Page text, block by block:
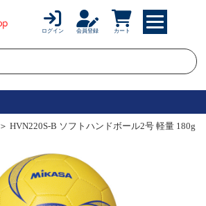
ログイン 会員登録 カート
＞ HVN220S-B ソフトハンドボール2号 軽量 180g